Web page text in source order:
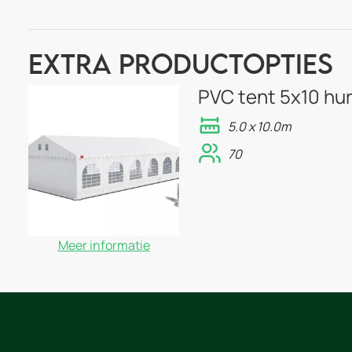
Extra Productopties
Meer informatie
PVC tent 5x10
5.0 x 10.0m
70